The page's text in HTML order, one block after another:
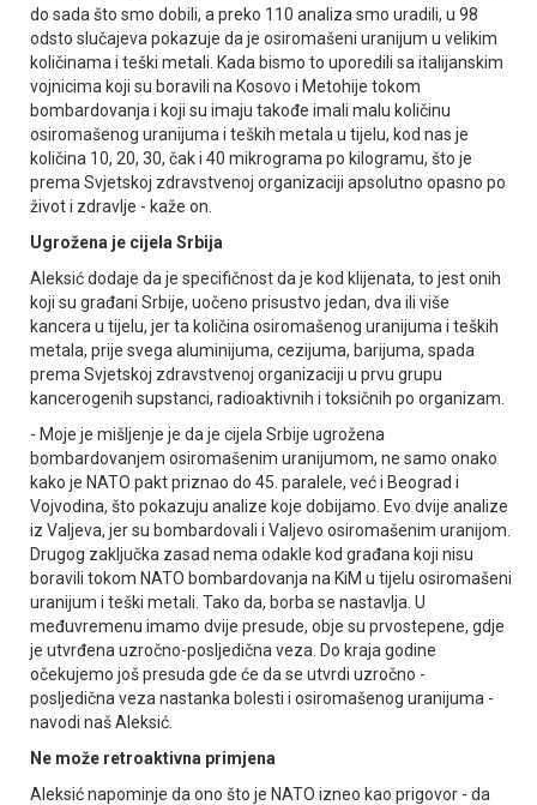
do sada što smo dobili, a preko 110 analiza smo uradili, u 98
odsto slučajeva pokazuje da je osiromašeni uranijum u velikim
količinama i teški metali. Kada bismo to uporedili sa italijanskim
vojnicima koji su boravili na Kosovo i Metohije tokom
bombardovanja i koji su imaju takođe imali malu količinu
osiromašenog uranijuma i teških metala u tijelu, kod nas je
količina 10, 20, 30, čak i 40 mikrograma po kilogramu, što je
prema Svjetskoj zdravstvenoj organizaciji apsolutno opasno po
život i zdravlje - kaže on.
Ugrožena je cijela Srbija
Aleksić dodaje da je specifičnost da je kod klijenata, to jest onih
koji su građani Srbije, uočeno prisustvo jedan, dva ili više
kancera u tijelu, jer ta količina osiromašenog uranijuma i teških
metala, prije svega aluminijuma, cezijuma, barijuma, spada
prema Svjetskoj zdravstvenoj organizaciji u prvu grupu
kancerogenih supstanci, radioaktivnih i toksičnih po organizam.
- Moje je mišljenje je da je cijela Srbije ugrožena
bombardovanjem osiromašenim uranijumom, ne samo onako
kako je NATO pakt priznao do 45. paralele, već i Beograd i
Vojvodina, što pokazuju analize koje dobijamo. Evo dvije analize
iz Valjeva, jer su bombardovali i Valjevo osiromašenim uranijom.
Drugog zaključka zasad nema odakle kod građana koji nisu
boravili tokom NATO bombardovanja na KiM u tijelu osiromašeni
uranijum i teški metali. Tako da, borba se nastavlja. U
međuvremenu imamo dvije presude, obje su prvostepene, gdje
je utvrđena uzročno-posljedična veza. Do kraja godine
očekujemo još presuda gde će da se utvrdi uzročno -
posljedična veza nastanka bolesti i osiromašenog uranijuma -
navodi naš Aleksić.
Ne može retroaktivna primjena
Aleksić napominje da ono što je NATO izneo kao prigovor - da